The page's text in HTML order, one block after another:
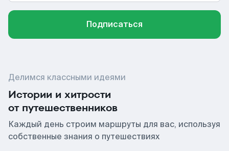
Подписаться
Делимся классными идеями
Истории и хитрости
от путешественников
Каждый день строим маршруты для вас, используя
собственные знания о путешествиях